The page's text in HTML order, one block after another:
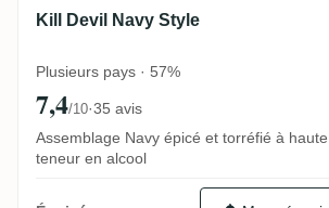
Kill Devil Navy Style
Plusieurs pays · 57%
7,4/10·35 avis
Assemblage Navy épicé et torréfié à haute
teneur en alcool